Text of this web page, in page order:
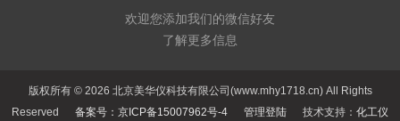
欢迎您添加我们的微信好友
了解更多信息
版权所有 © 2026 北京美华仪科技有限公司(www.mhy1718.cn) All Rights
Reserved 备案号：京ICP备15007962号-4 管理登陆 技术支持： 化工仪